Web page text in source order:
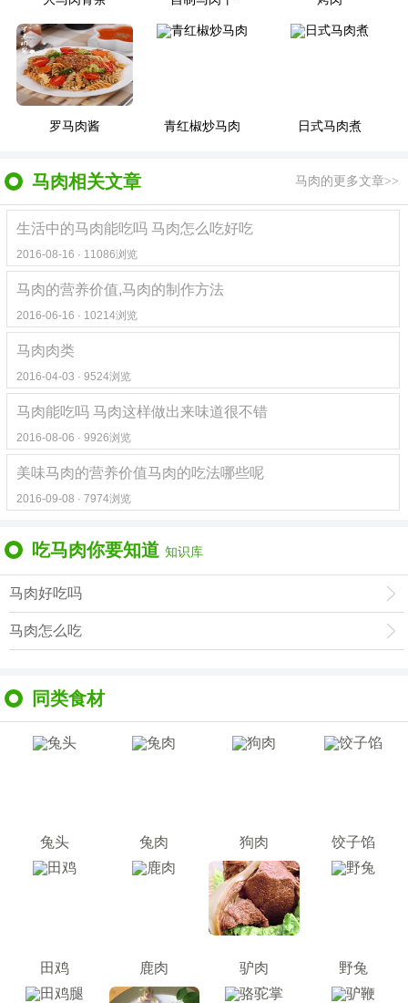
罗马肉酱 青红椒炒马肉 日式马肉煮
马肉相关文章 马肉的更多文章>>
生活中的马肉能吃吗 马肉怎么吃好吃
2016-08-16 · 11086浏览
马肉的营养价值,马肉的制作方法
2016-06-16 · 10214浏览
马肉肉类
2016-04-03 · 9524浏览
马肉能吃吗 马肉这样做出来味道很不错
2016-08-06 · 9926浏览
美味马肉的营养价值马肉的吃法哪些呢
2016-09-08 · 7974浏览
吃马肉你要知道 知识库
马肉好吃吗
马肉怎么吃
同类食材
兔头 兔肉 狗肉 饺子馅
田鸡 鹿肉 驴肉 野兔